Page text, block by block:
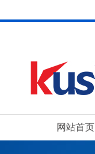
网站首页